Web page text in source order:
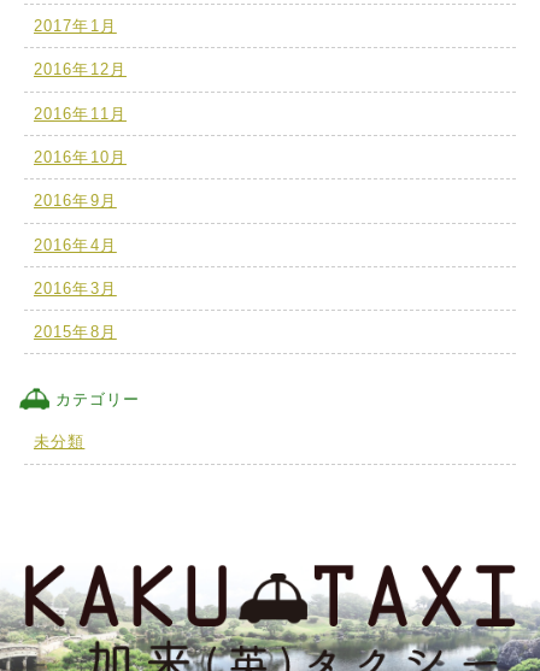
2017年1月
2016年12月
2016年11月
2016年10月
2016年9月
2016年4月
2016年3月
2015年8月
カテゴリー
未分類